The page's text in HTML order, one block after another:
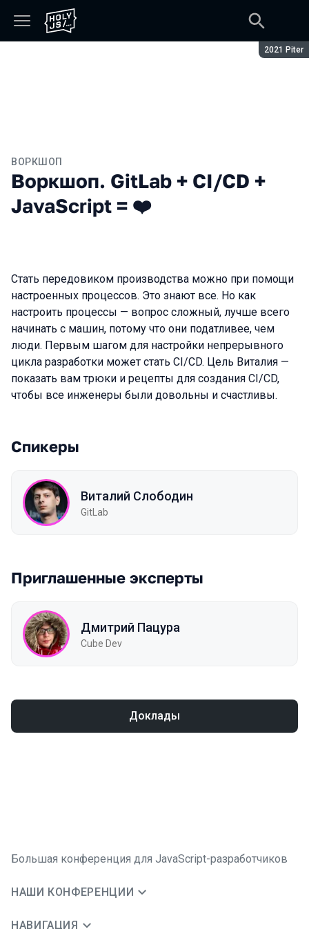
Сезон:
2021 Piter
ВОРКШОП
Воркшоп. GitLab + CI/CD +
JavaScript = ❤️
Стать передовиком производства можно при помощи
настроенных процессов. Это знают все. Но как
настроить процессы — вопрос сложный, лучше всего
начинать с машин, потому что они податливее, чем
люди. Первым шагом для настройки непрерывного
цикла разработки может стать CI/CD. Цель Виталия —
показать вам трюки и рецепты для создания CI/CD,
чтобы все инженеры были довольны и счастливы.
Спикеры
Виталий Слободин
GitLab
Приглашенные эксперты
Дмитрий Пацура
Cube Dev
Доклады
Большая конференция для JavaScript-разработчиков
НАШИ КОНФЕРЕНЦИИ
НАВИГАЦИЯ